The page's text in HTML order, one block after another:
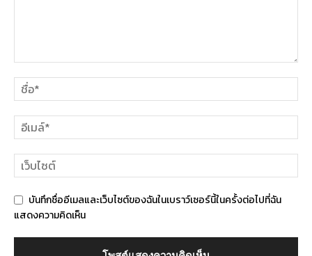
บันทึกชื่ออีเมลและเว็บไซต์ของฉันในเบราว์เซอร์นี้ในครั้งต่อไปที่ฉัน
แสดงความคิดเห็น